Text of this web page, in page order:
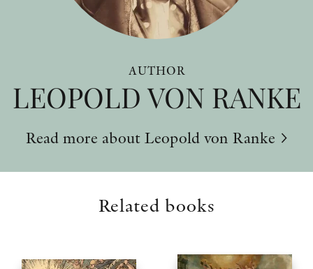
AUTHOR
LEOPOLD VON RANKE
Read more about Leopold von Ranke
Related books